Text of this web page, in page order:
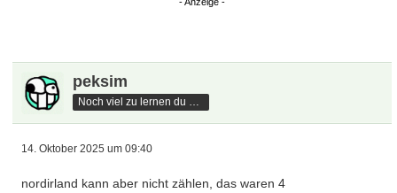
peksim
Noch viel zu lernen du hast
14. Oktober 2025 um 09:40
nordirland kann aber nicht zählen, das waren 4